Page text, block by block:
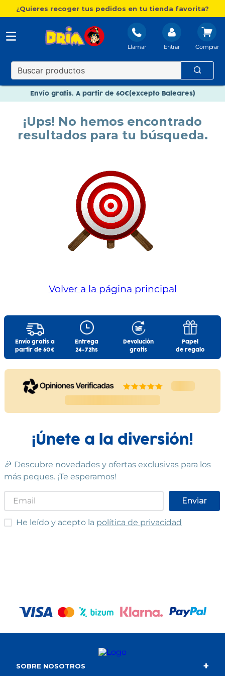
¿Quieres recoger tus pedidos en tu tienda favorita?
Llamar Entrar
Envío gratis. A partir de 60€(excepto Baleares)
Nuevo catálogo Aire Libre
Paga en 3 plazos sin intereses
¡Ups! No hemos encontrado
resultados para tu búsqueda.
Volver a la página principal
Envío gratis a
partir de 60€
Entrega
24-72hs
Devolución
gratis
Papel
de regalo
¡Únete a la diversión!
🎉 Descubre novedades y ofertas exclusivas para los
más peques. ¡Te esperamos!
Enviar
He leído y acepto las condiciones
He leído y acepto la política de privacidad
SOBRE NOSOTROS +